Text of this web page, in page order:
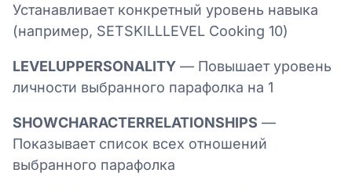
Устанавливает конкретный уровень навыка
(например, SETSKILLLEVEL Cooking 10)
LEVELUPPERSONALITY — Повышает уровень
личности выбранного парафолка на 1
SHOWCHARACTERRELATIONSHIPS —
Показывает список всех отношений
выбранного парафолка